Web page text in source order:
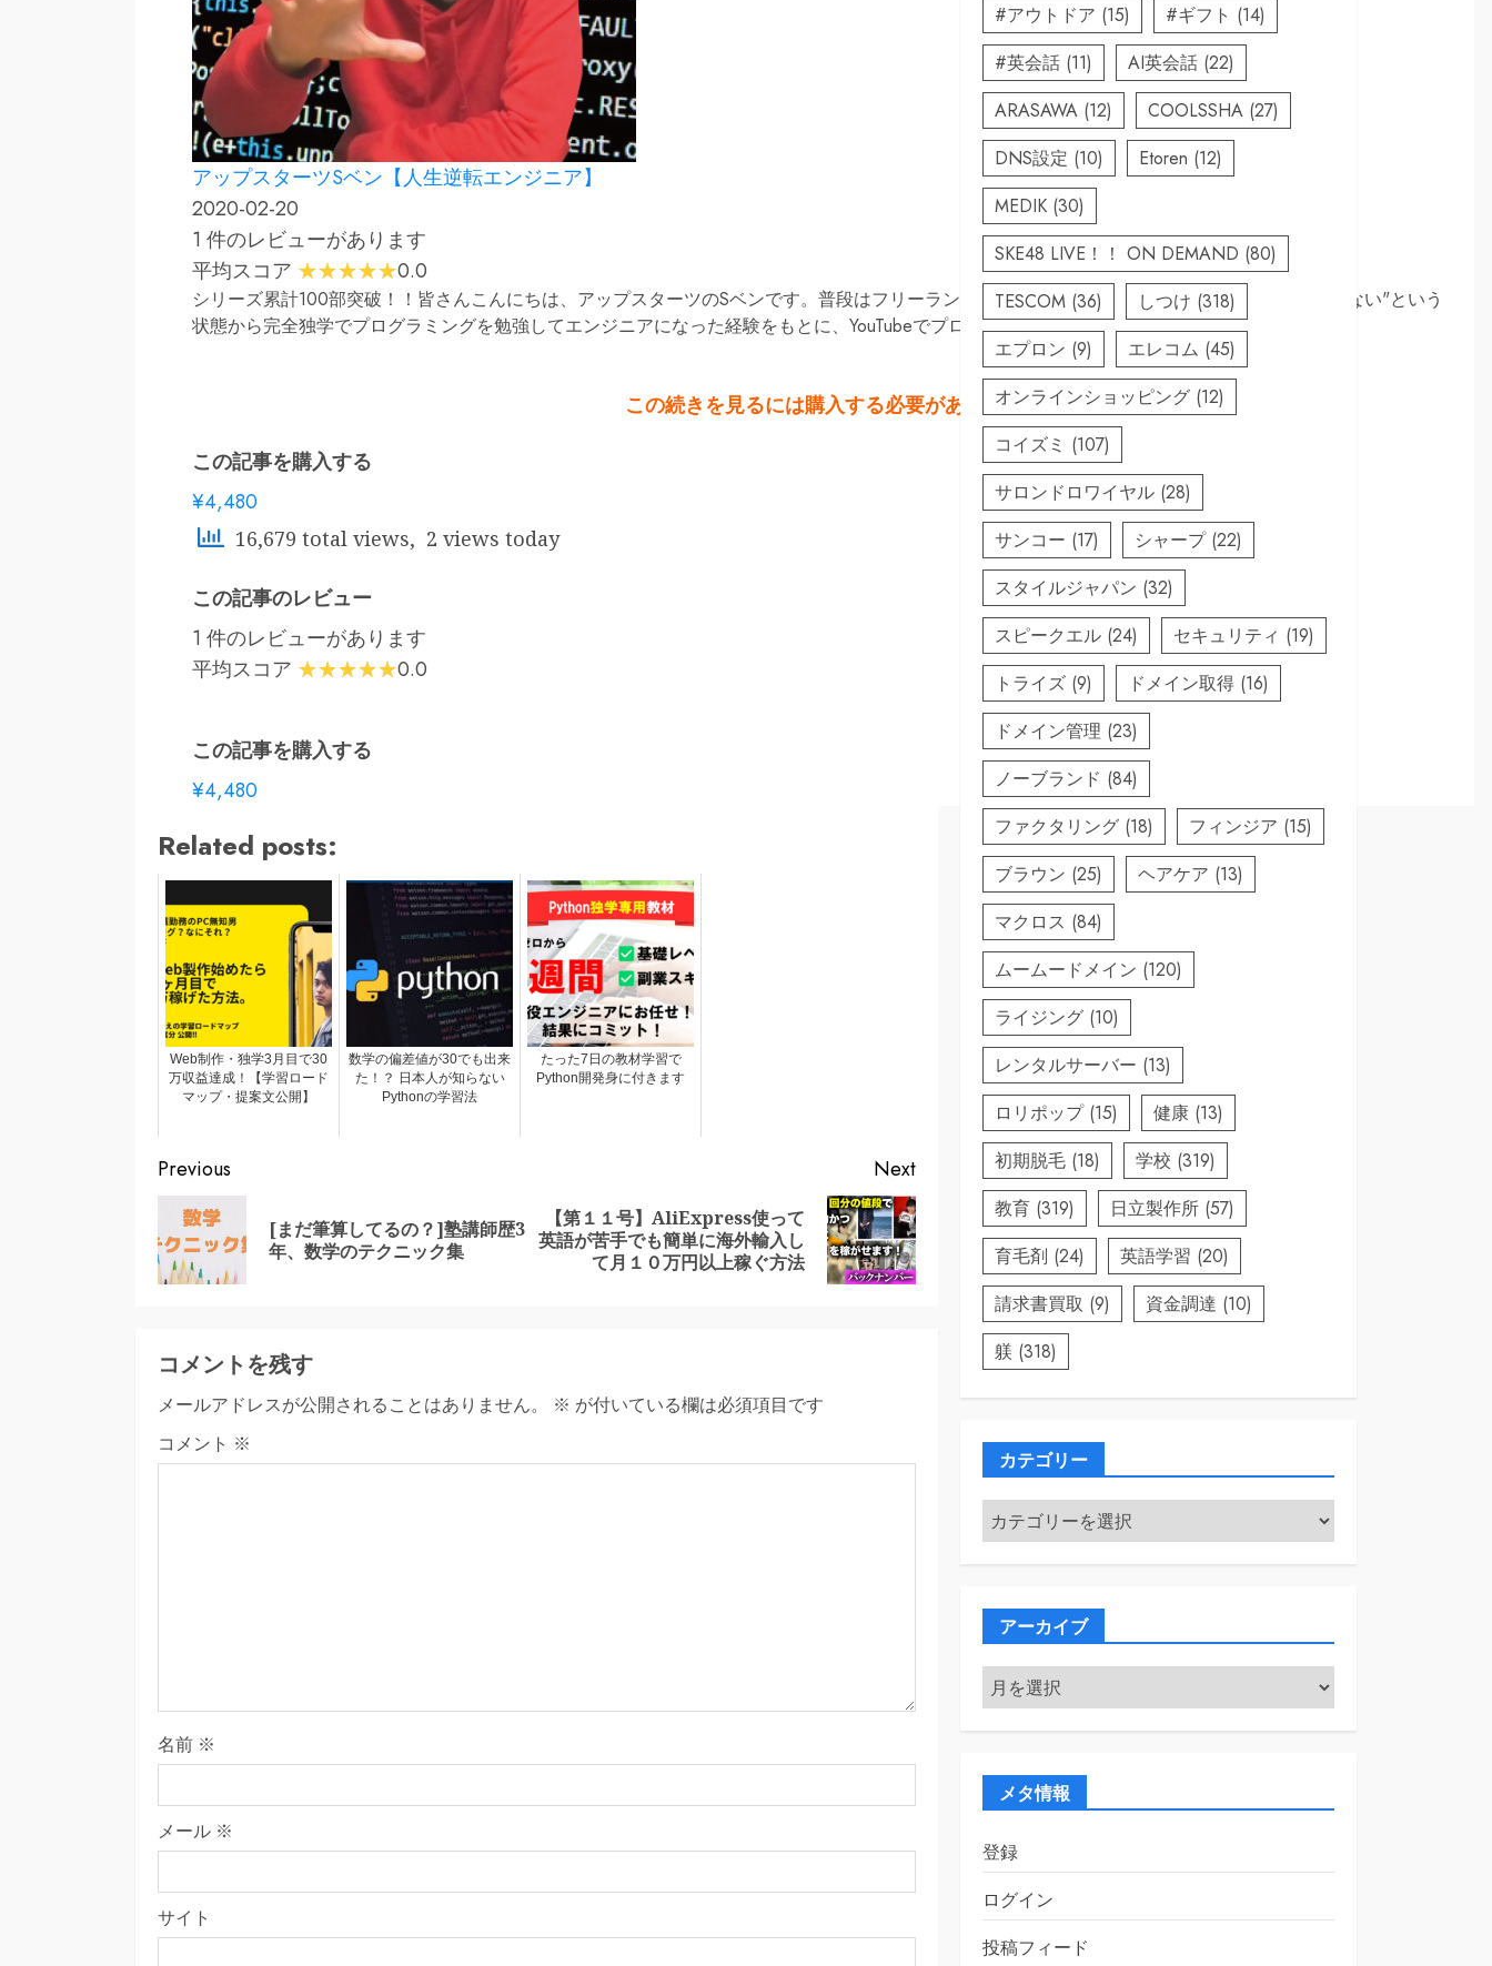
アップスターツSベン【人生逆転エンジニア】
2020-02-20
1 件のレビューがあります
平均スコア
0.0
シリーズ累計100部突破！！皆さんこんにちは、アップスターツのSベンです。普段はフリーランスエンジニアとして働いています。"PCすら触れない"という
状態から完全独学でプログラミングを勉強してエンジニアになった経験をもとに、YouTubeでプログラミングの学習法や、エンジニア向けキ
この続きを見るには購入する必要があります
この記事を購入する
¥4,480
16,679 total views, 2 views today
この記事のレビュー
1 件のレビューがあります
平均スコア
0.0
この記事を購入する
¥4,480
Related posts:
Web制作・独学3月目で30
万収益達成！【学習ロード
マップ・提案文公開】
数学の偏差値が30でも出来
た！？ 日本人が知らない
Pythonの学習法
たった7日の教材学習で
Python開発身に付きます
Continue
Reading
Previous
Previous
[まだ筆算してるの？]塾講師歴3
年、数学のテクニック集
Next
Next
【第１１号】AliExpress使って
英語が苦手でも簡単に海外輸入し
て月１０万円以上稼ぐ方法
コメントを残す
メールアドレスが公開されることはありません。 ※ が付いている欄は必須項目です
コメント ※
名前 ※
メール ※
サイト
#アウトドア (15) #ギフト (14)
#英会話 (11) AI英会話 (22)
ARASAWA (12) COOLSSHA (27)
DNS設定 (10) Etoren (12)
MEDIK (30)
SKE48 LIVE！！ ON DEMAND (80)
TESCOM (36) しつけ (318)
エプロン (9) エレコム (45)
オンラインショッピング (12)
コイズミ (107)
サロンドロワイヤル (28)
サンコー (17) シャープ(22)
スタイルジャパン (32)
スピークエル (24) セキュリティ (19)
トライズ (9) ドメイン取得 (16)
ドメイン管理 (23)
ノーブランド (84)
ファクタリング (18) フィンジア (15)
ブラウン (25) ヘアケア (13)
マクロス (84)
ムームードメイン (120)
ライジング (10)
レンタルサーバー (13)
ロリポップ(15) 健康 (13)
初期脱毛 (18) 学校 (319)
教育 (319) 日立製作所 (57)
育毛剤 (24) 英語学習 (20)
請求書買取 (9) 資金調達 (10)
躾 (318)
カテゴリー
カ
テ
ゴ
アーカイブ
ア
ー
カ
メタ情報
登録
ログイン
投稿フィード